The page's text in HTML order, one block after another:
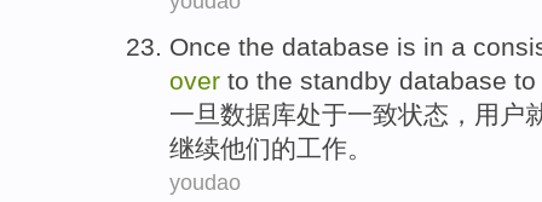
Once the database is in a
over to the standby database
一旦 数据库处于一致状态 ， 用户
继续他们的工作。
youdao